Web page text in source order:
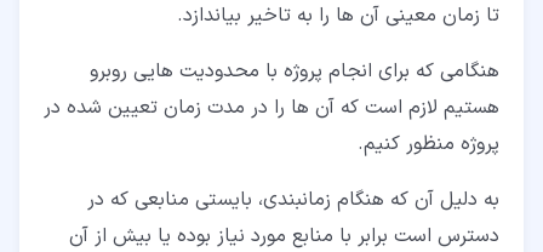
تا زمان معینی آن ها را به تاخیر بیاندازد.
هنگامی که برای انجام پروژه با محدودیت هایی روبرو
هستیم لازم است که آن ها را در مدت زمان تعیین شده در
پروژه منظور کنیم.
به دلیل آن که هنگام زمانبندی، بایستی منابعی که در
دسترس است برابر با منابع مورد نیاز بوده یا بیش از آن